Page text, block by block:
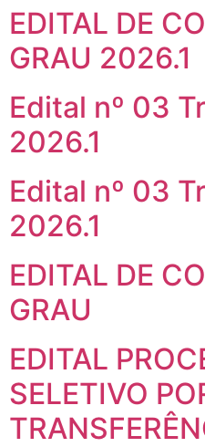
EDITAL DE
GRAU 2026.1
Edital nº 03
2026.1
Edital nº 03
2026.1
EDITAL DE
GRAU
EDITAL
SELETIVO